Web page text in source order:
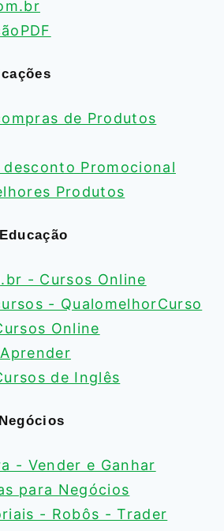
de Produtos
desconto Promocional
Produtos
- Cursos Online
- QualomelhorCurso
Online
de Inglês
- Vender e Ganhar
para Negócios
- Robôs - Trader